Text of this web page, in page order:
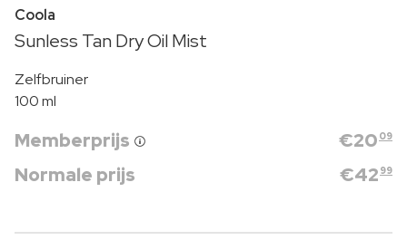
Coola
Sunless Tan Dry Oil Mist
Zelfbruiner
100 ml
Memberprijs €20 09
Normale prijs €42 99